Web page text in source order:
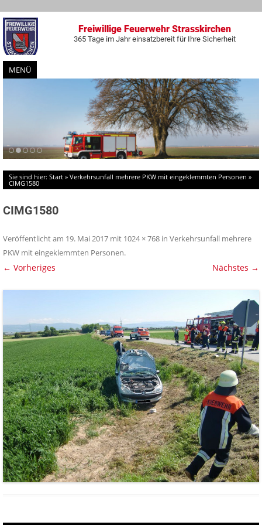
Freiwillige Feuerwehr Strasskirchen
365 Tage im Jahr einsatzbereit für Ihre Sicherheit
MENÜ
Zum
Inhalt
springen
Sie sind hier: Start » Verkehrsunfall mehrere PKW mit eingeklemmten Personen »
CIMG1580
CIMG1580
Veröffentlicht am 19. Mai 2017 mit 1024 × 768 in Verkehrsunfall mehrere
PKW mit eingeklemmten Personen.
← Vorheriges Nächstes →